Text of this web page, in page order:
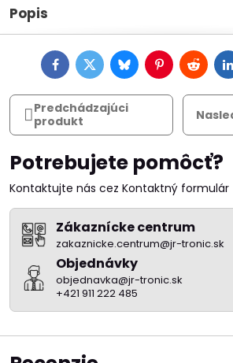
Popis
FacebookTwitterBlueskyPinterestReddit
Predchádzajúci
produkt
Potrebujete pomôcť?
Kontaktujte nás cez Kontaktný formulár
Zákaznícke centrum
zakaznicke.centrum@jr-tronic.sk
Objednávky
objednavka@jr-tronic.sk
+421 911 222 485